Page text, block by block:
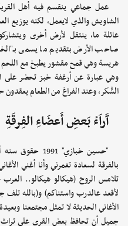
عمل جماعي ينقسم فيه أهل
الشاويش والذي لايعمل، لكنه يوزيع
عائلة ما، ينتقل لأرض أخرى
صاحب الأرض بتقديم ما يسمى
هريسة وهي قمح مقشور يطبخ مع
وهي عبارة عن أرغفة خبز تحضر على
السُّكر، وعند الفراغ من الطعام يعقدون
آَراَءُ بَعضِ أَعضَاءِ الفِرقَةِ
"حسين خبازي"
بالفرقة لسعادة تغمرني وأنا أغني
تلامس الروح (هيكالو هيكالو..
لأقعد عالدرب واستناكم) و(بالله
الأغاني الحديثة لا تمثل مجتمعنا
جميل أن تحافظ بعض القرى على تراث